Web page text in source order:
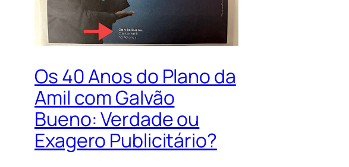
Os 40 Anos do Plano da
Amil com Galvão
Bueno: Verdade ou
Exagero Publicitário?